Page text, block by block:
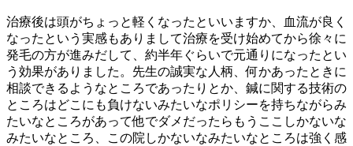
治療後は頭がちょっと軽くなったといいますか、血流が良く
なったという実感もありまして治療を受け始めてから徐々に
発毛の方が進みだして、約半年ぐらいで元通りになったとい
う効果がありました。先生の誠実な人柄、何かあったときに
相談できるようなところであったりとか、鍼に関する技術の
ところはどこにも負けないみたいなポリシーを持ちながらみ
たいなところがあって他でダメだったらもうここしかないな
みたいなところ、この院しかないなみたいなところは強く感